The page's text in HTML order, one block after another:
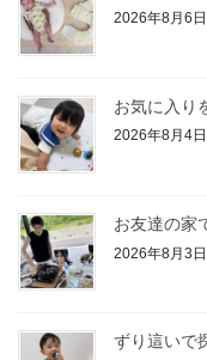
2026年8月6日
お気に入り
2026年8月4日
お友達の家
2026年8月3日
ずり這いで